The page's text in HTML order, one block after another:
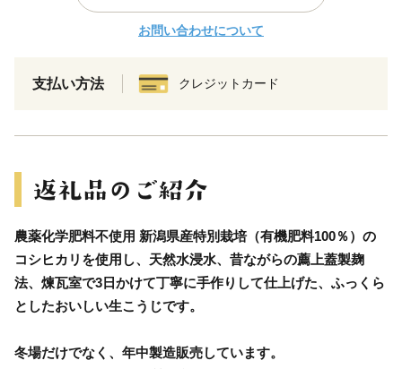
お問い合わせについて
支払い方法 クレジットカード
農薬化学肥料不使用 新潟県産特別栽培（有機肥料100％）の
コシヒカリを使用し、天然水浸水、昔ながらの薦上蓋製麹
法、煉瓦室で3日かけて丁寧に手作りして仕上げた、ふっくら
としたおいしい生こうじです。
冬場だけでなく、年中製造販売しています。